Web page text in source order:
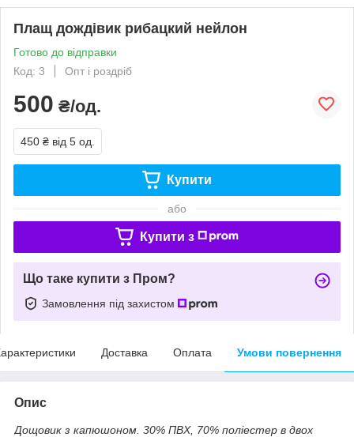
Плащ дождівик рибацкий нейлон
Готово до відправки
Код: 3
Опт і роздріб
500 ₴/од.
450 ₴ від 5 од.
Купити
або
Купити з
Що таке купити з Пром?
Замовлення під захистом
Доставка Оплата Умови повернення
Опис
Дощовик з капюшоном. 30% ПВХ, 70% поліестер в двох